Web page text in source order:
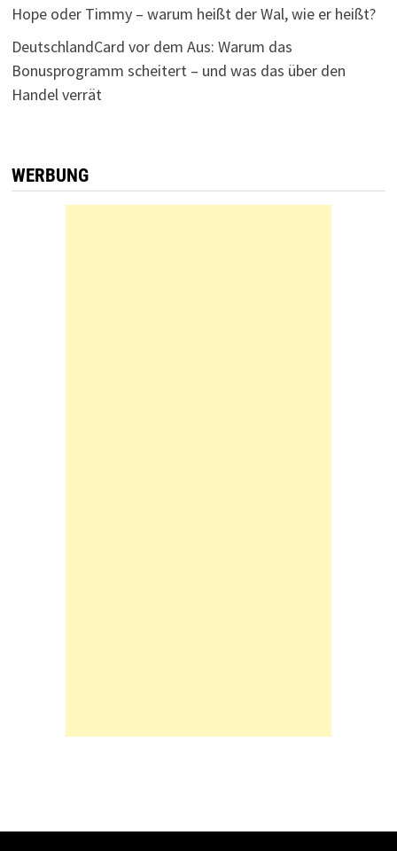
Hope oder Timmy – warum heißt der Wal, wie er heißt?
DeutschlandCard vor dem Aus: Warum das
Bonusprogramm scheitert – und was das über den
Handel verrät
WERBUNG